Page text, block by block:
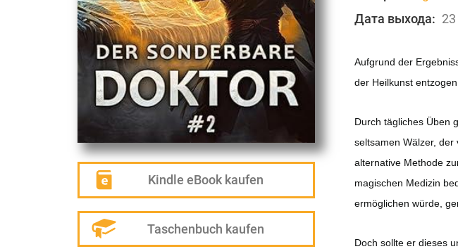
Kindle eBook kaufen
Taschenbuch kaufen
Дата выхода:
Aufgrund der
der Heilkunst
Durch tägliches Üben
seltsamen Wälzer,
alternative Methode
magischen Medizin
ermöglichen würde,
Doch sollte er dieses